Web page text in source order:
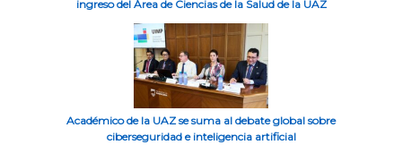
ingreso del Área de Ciencias de la Salud de la UAZ
Académico de la UAZ se suma al debate global sobre
ciberseguridad e inteligencia artificial